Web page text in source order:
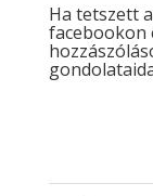
Ha tetszett
facebookon